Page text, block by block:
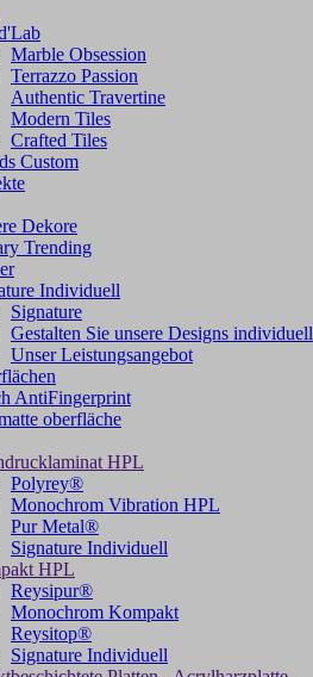
Marble Obsession
Terrazzo Passion
Authentic Travertine
Modern Tiles
Crafted Tiles
Custom
Dekore
Trending
Individuell
Signature
Gestalten Sie unsere Designs individuell
Unser Leistungsangebot
AntiFingerprint
oberfläche
HPL
Polyrey®
Monochrom Vibration HPL
Pur Metal®
Signature Individuell
HPL
Reysipur®
Monochrom Kompakt
Reysitop®
Signature Individuell